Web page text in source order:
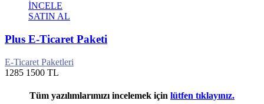
İNCELE
SATIN AL
Plus E-Ticaret Paketi
E-Ticaret Paketleri
1285 1500 TL
Tüm yazılımlarımızı incelemek için lütfen tıklayınız.